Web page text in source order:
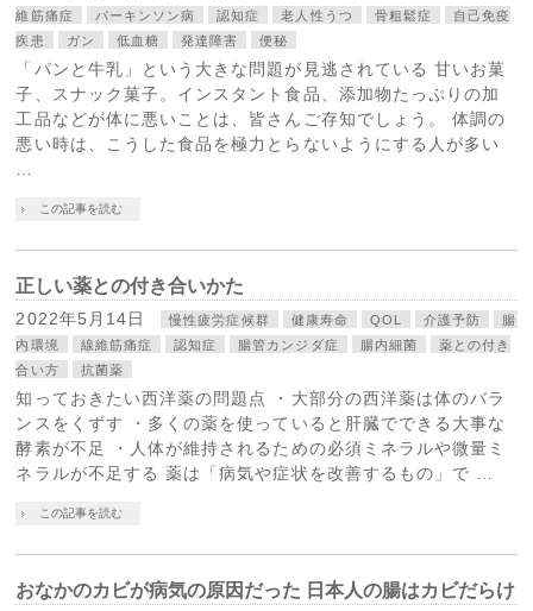
維筋痛症
パーキンソン病 認知症 老人性うつ 骨粗鬆症
自己免疫
疾患
ガン 低血糖 発達障害 便秘
「パンと牛乳」という大きな問題が見逃されている 甘いお菓
子、スナック菓子。インスタント食品、添加物たっぷりの加
工品などが体に悪いことは、皆さんご存知でしょう。 体調の
悪い時は、こうした食品を極力とらないようにする人が多い
この記事を読む
正しい薬との付き合いかた
2022年5月14日 慢性疲労症候群 健康寿命 QOL 介護予防
腸
内環境
線維筋痛症 認知症 腸管カンジダ症 腸内細菌
薬との付き
合い方
抗菌薬
知っておきたい西洋薬の問題点 ・大部分の西洋薬は体のバラ
ンスをくずす ・多くの薬を使っていると肝臓でできる大事な
酵素が不足 ・人体が維持されるための必須ミネラルや微量ミ
ネラルが不足する 薬は「病気や症状を改善するもの」で …
この記事を読む
おなかのカビが病気の原因だった 日本人の腸はカビだらけ